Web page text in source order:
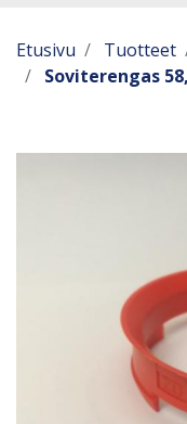
Etusivu Tuotteet
Soviterengas